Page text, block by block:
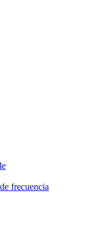
frecuencia